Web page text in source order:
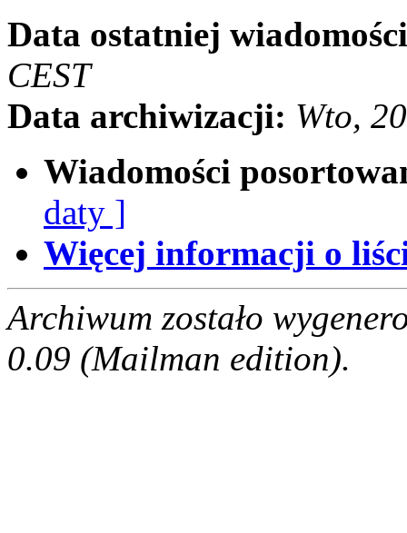
Data ostatniej
CEST
Data archiwizacji: Wto,
Wiadomości
daty ]
Więcej informacji o
Archiwum zostało
0.09 (Mailman edition).